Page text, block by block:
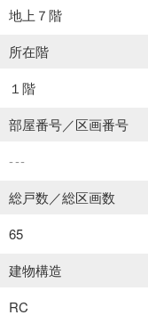
地上７階
所在階
１階
部屋番号／区画番号
---
総戸数／総区画数
65
建物構造
RC